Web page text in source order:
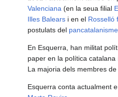
Valenciana (en la seua filial
Illes Balears i en el Rosselló
postulats del pancatalanisme
En Esquerra, han militat
paper en la política
La majoria dels membres
Esquerra conta actualment